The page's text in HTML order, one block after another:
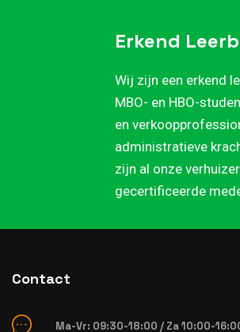
Erkend
Wij zijn een erkend
MBO- en HBO-
en
administratieve
zijn al onze
gecertificeerde
Contact
Ma-Vr: 09:30-18:00 / Za 10:00-